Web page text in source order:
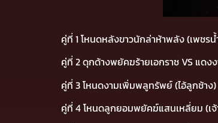
คู่ที่ 1 โหนดหลังขาวนักล่าห้าพลัง (เพชร
คู่ที่ 2 ดุกด้างพยัคฆร้ายเอกราช VS แดง
คู่ที่ 3 โหนดงามเพิ่มพลูทรัพย์ (ไอ้ลูกช้าง)
คู่ที่ 4 โหนดลูกยอมพยัคฆ์แสนเหลี่ยม (เ